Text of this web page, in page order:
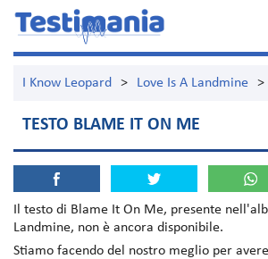
I Know Leopard > Love Is A Landmine >
TESTO BLAME IT ON ME
Il testo di Blame It On Me, presente
Landmine, non è ancora disponibile.
Stiamo facendo del nostro meglio per